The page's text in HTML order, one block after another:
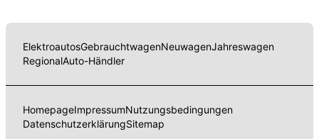
ElektroautosGebrauchtwagenNeuwagenJahreswagen
RegionalAuto-Händler
HomepageImpressumNutzungsbedingungen
DatenschutzerklärungSitemap